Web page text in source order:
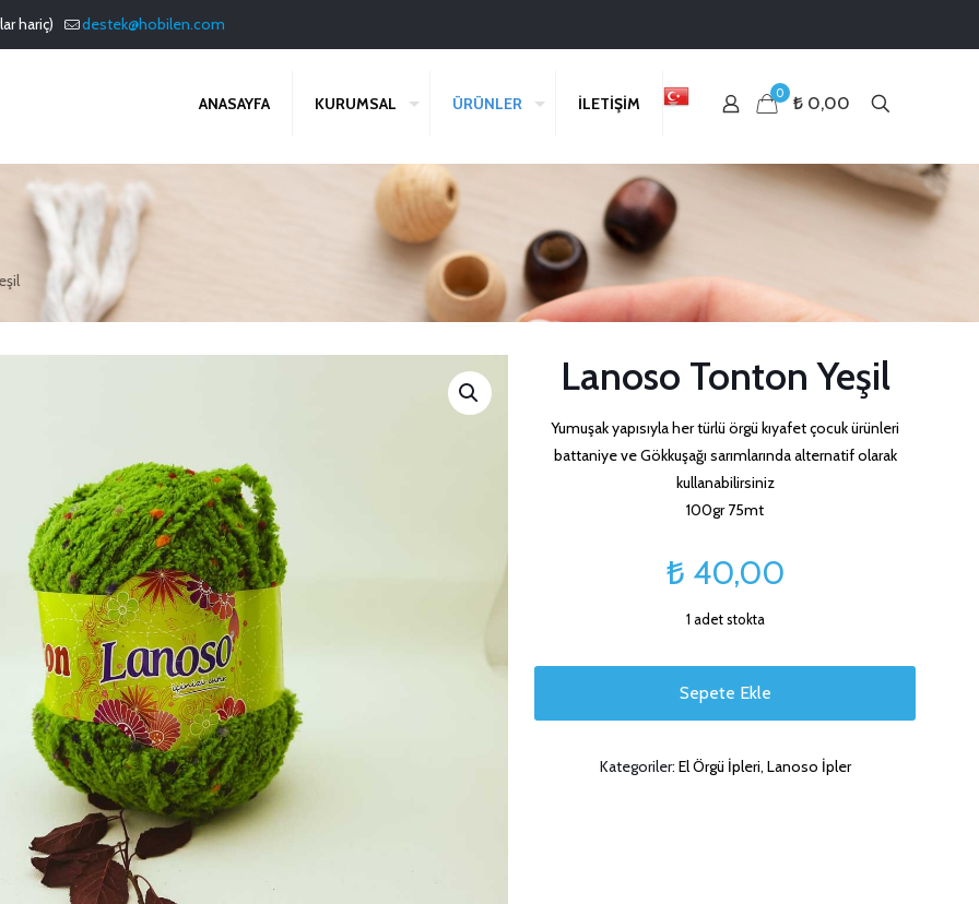
hariç) destek@hobilen.com
ANASAYFA KURUMSAL ÜRÜNLER İLETİŞİM
0 ₺ 0,00
Lanoso Tonton Yeşil
Yumuşak yapısıyla her türlü örgü kıyafet çocuk ürünleri
battaniye ve Gökkuşağı sarımlarında alternatif olarak
kullanabilirsiniz
100gr 75mt
₺ 40,00
1 adet stokta
Sepete Ekle
Kategoriler: El Örgü İpleri, Lanoso İpler